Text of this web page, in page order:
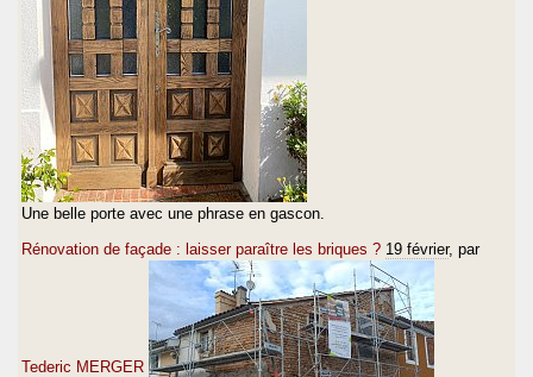
Une belle porte avec une phrase en gascon.
Rénovation de façade : laisser paraître les briques ? 19 février, par
Tederic MERGER